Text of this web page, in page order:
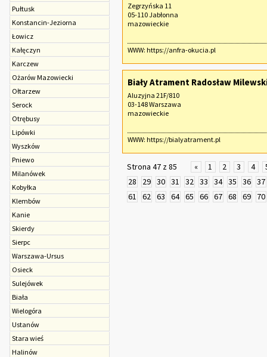
Pułtusk
Konstancin-Jeziorna
Łowicz
Kałęczyn
Karczew
Ożarów Mazowiecki
Ołtarzew
Serock
Otrębusy
Lipówki
Wyszków
Pniewo
Milanówek
Kobyłka
Klembów
Kanie
Skierdy
Sierpc
Warszawa-Ursus
Osieck
Sulejówek
Biała
Wielogóra
Ustanów
Stara wieś
Halinów
Zegrzyńska 11
05-110 Jabłonna
mazowieckie
WWW: https://anfra-okucia.pl
Biały Atrament Radosław
Aluzyjna 21F/810
03-148 Warszawa
mazowieckie
WWW: https://bialyatrament.pl
Strona 47 z 85 « 1 2 3 4
28
29 30 31 32 33 34 35 36 37
61
62 63 64 65 66 67 68 69 70